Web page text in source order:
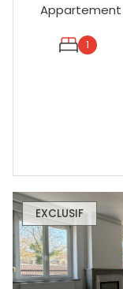
1
EXCLUSIF